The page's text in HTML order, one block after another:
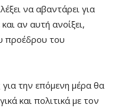
να αβαντάρει για
αν αυτή ανοίξει,
προέδρου του
για την επόμενη μέρα θα
και πολιτικά με τον